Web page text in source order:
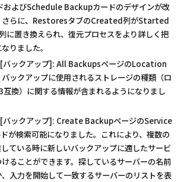
よびSchedule Backupカードのデザインが改
さらに、RestoresタブのCreated列がStarted
に置き換えられ、復元プロセスをより詳しく把
りました。
ックアップ]: All BackupsページのLocation
ックアップに使用されるストレージの種類（ロ
互換）に関する情報が含まれるようになりまし
ックアップ]: Create BackupページのService
が検索可能になりました。これにより、複数の
ている時に新しいバックアップに適したサービ
ることができます。探しているサーバーの名前
入力を開始して一致するサーバーのリストを表